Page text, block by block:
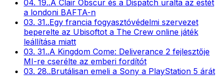
04. 19..A Clair Obscur és a Dispatch uralta az estét
a londoni BAFTA-n
03. 31..Egy francia fogyasztóvédelmi szervezet
beperelte az Ubisoftot a The Crew online játék
leállítása miatt
03. 31..A Kingdom Come: Deliverance 2 fejlesztője
MI-re cserélte az emberi fordítót
03. 28..Brutálisan emeli a Sony a PlayStation 5 árát